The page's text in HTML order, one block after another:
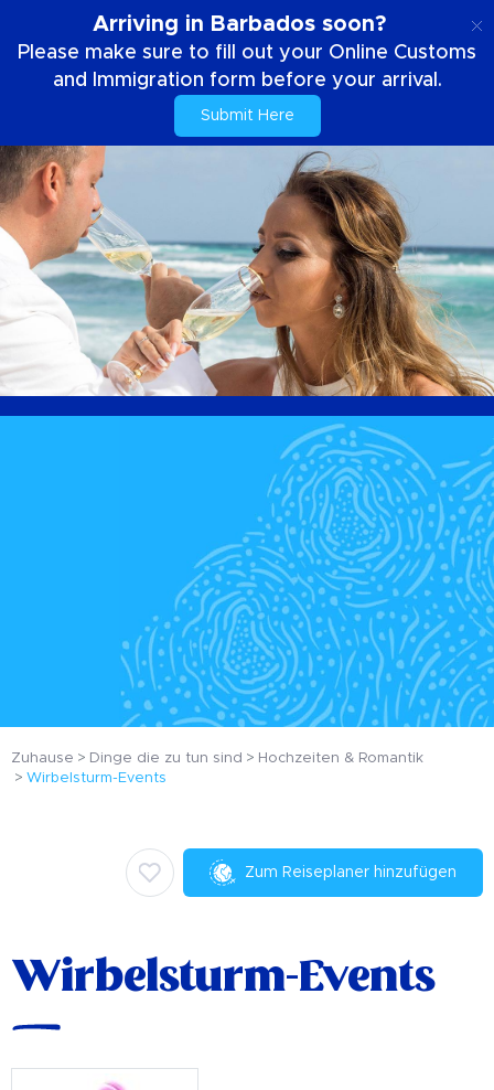
Arriving in Barbados soon?
Please make sure to fill out your Online Customs
and Immigration form before your arrival.
Submit Here
Zuhause Dinge die zu tun sind
Hochzeiten & Romantik
Wirbelsturm-Events
Zum Reiseplaner hinzufügen
Wirbelsturm-Events